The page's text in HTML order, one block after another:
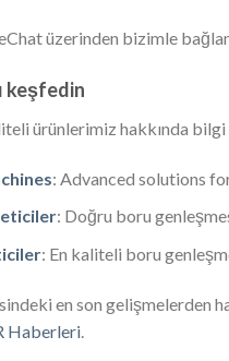
üzerinden bizimle
keşfedin
ürünlerimiz hakkında bilgi
: Advanced solutions
: Doğru boru
: En kaliteli boru
en son gelişmelerden
Haberleri